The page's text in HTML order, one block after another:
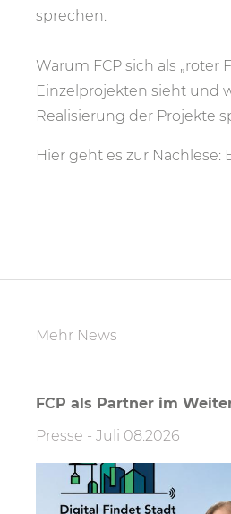
sprechen.
Warum FCP sich als „roter
Einzel projekten sieht und
Realisierung der Projekte
Hier geht es zur Nachlese:
Mehr News
FCP als Partner im
Presse - Juli 08.2026